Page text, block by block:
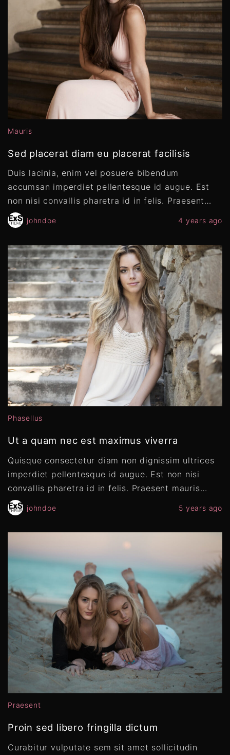
Mauris
Sed placerat diam eu placerat facilisis
Duis lacinia, enim vel posuere bibendum
accumsan imperdiet pellentesque id augue. Est
non nisi convallis pharetra id in felis. Praesent…
johndoe 4 years ago
Phasellus
Ut a quam nec est maximus viverra
Quisque consectetur diam non dignissim ultrices
imperdiet pellentesque id augue. Est non nisi
convallis pharetra id in felis. Praesent mauris…
johndoe 5 years ago
Praesent
Proin sed libero fringilla dictum
Curabitur vulputate sem sit amet sollicitudin